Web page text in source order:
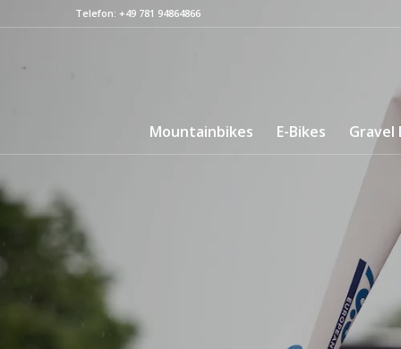
Telefon: +49 781 94864866
Mountainbikes E-Bikes Gravel